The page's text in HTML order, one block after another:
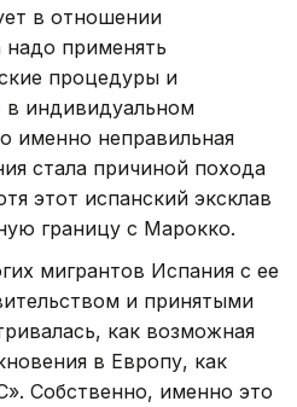
в отношении
надо применять
процедуры и
в индивидуальном
именно неправильная
стала причиной похода
этот испанский эксклав
границу с Марокко.
мигрантов Испания с ее
и принятыми
как возможная
в Европу, как
Собственно, именно это